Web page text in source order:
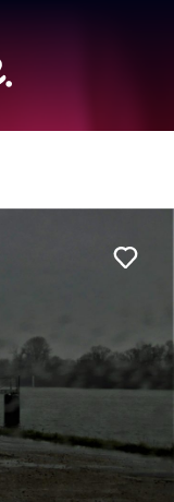
Lense